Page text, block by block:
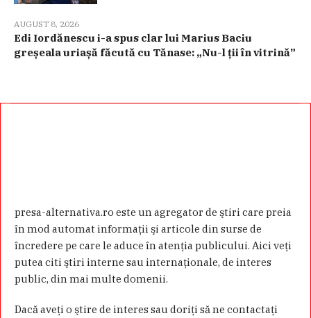
AUGUST 8, 2026
Edi Iordănescu i-a spus clar lui Marius Baciu
greșeala uriașă făcută cu Tănase: „Nu-l ții în vitrină”
presa-alternativa.ro este un agregator de ştiri care preia
în mod automat informaţii şi articole din surse de
încredere pe care le aduce în atenţia publicului. Aici veţi
putea citi ştiri interne sau internaţionale, de interes
public, din mai multe domenii.
Dacă aveţi o ştire de interes sau doriţi să ne contactaţi